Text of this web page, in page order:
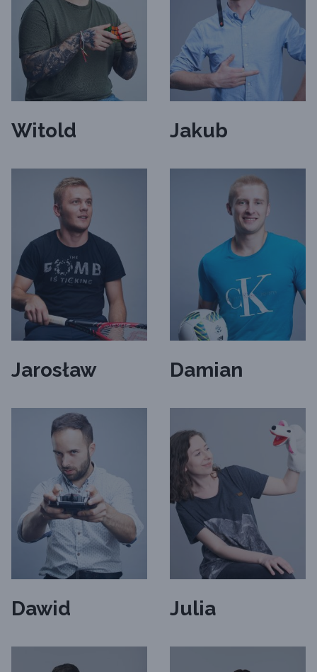
Witold Jakub
Jarosław Damian
Dawid Julia